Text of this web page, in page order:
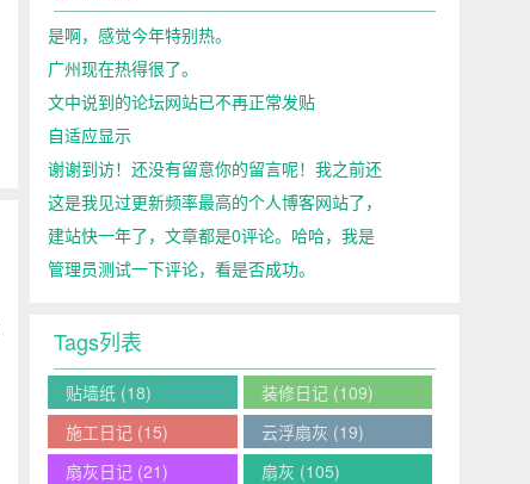
是啊，感觉今年特别热。
广州现在热得很了。
文中说到的论坛网站已不再正常发贴
自适应显示
谢谢到访！还没有留意你的留言呢！我之前还
这是我见过更新频率最高的个人博客网站了，
建站快一年了，文章都是0评论。哈哈，我是
管理员测试一下评论，看是否成功。
Tags列表
贴墙纸 (18) 装修日记(109)
施工日记 (15) 云浮扇灰 (19)
扇灰日记 (21) 扇灰 (105)